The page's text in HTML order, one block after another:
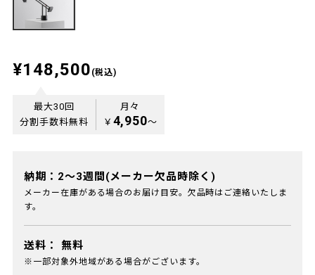
¥148,500 (税込)
最大30回
分割手数料無料
月々
￥ 4,950〜
納期：2～3週間(メーカー欠品時除く)
メーカー在庫がある場合のお届け目安。欠品時はご連絡いたしま
す。
送料： 無料
※一部対象外地域がある場合がございます。